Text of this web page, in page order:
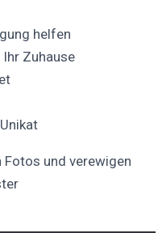
helfen
Zuhause
Fotos und verewigen